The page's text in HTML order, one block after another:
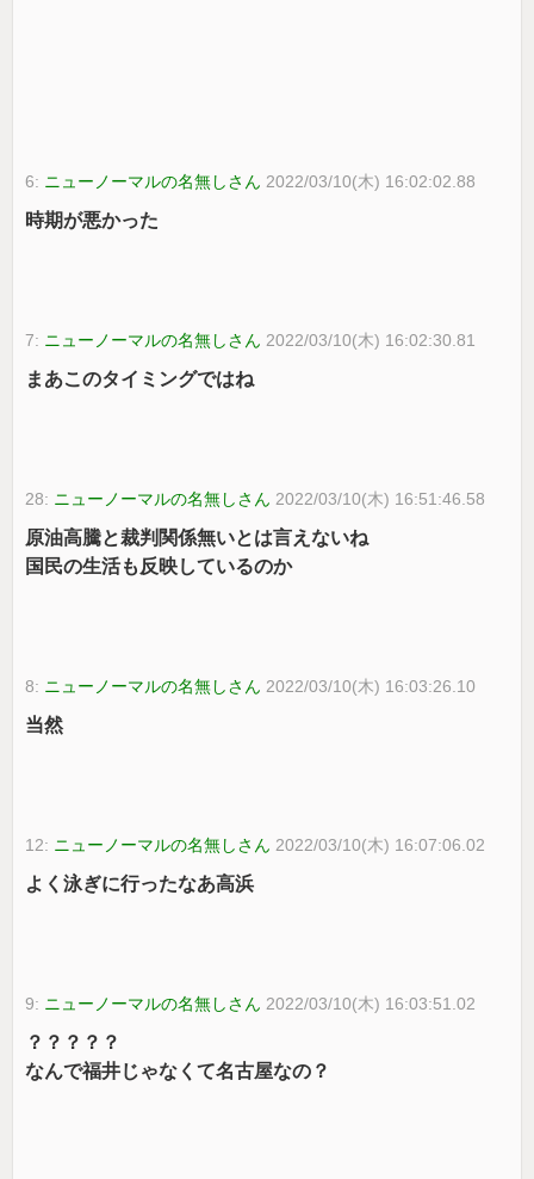
6: ニューノーマルの名無しさん 2022/03/10(木) 16:02:02.88
時期が悪かった
7: ニューノーマルの名無しさん 2022/03/10(木) 16:02:30.81
まあこのタイミングではね
28: ニューノーマルの名無しさん 2022/03/10(木) 16:51:46.58
原油高騰と裁判関係無いとは言えないね
国民の生活も反映しているのか
8: ニューノーマルの名無しさん 2022/03/10(木) 16:03:26.10
当然
12: ニューノーマルの名無しさん 2022/03/10(木) 16:07:06.02
よく泳ぎに行ったなあ高浜
9: ニューノーマルの名無しさん 2022/03/10(木) 16:03:51.02
？？？？？
なんで福井じゃなくて名古屋なの？